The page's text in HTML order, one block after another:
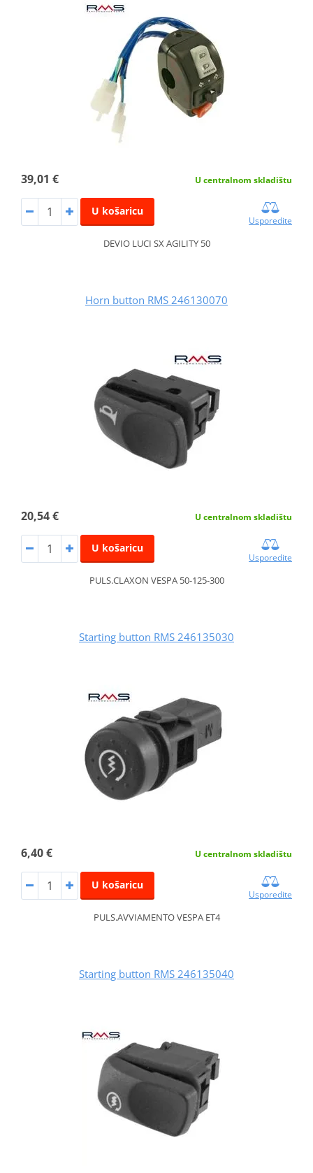
39,01 € U centralnom skladištu
U košaricu
Usporedite
DEVIO LUCI SX AGILITY 50
Horn button RMS 246130070
20,54 € U centralnom skladištu
U košaricu
Usporedite
PULS.CLAXON VESPA 50-125-300
Starting button RMS 246135030
6,40 € U centralnom skladištu
U košaricu
Usporedite
PULS.AVVIAMENTO VESPA ET4
Starting button RMS 246135040